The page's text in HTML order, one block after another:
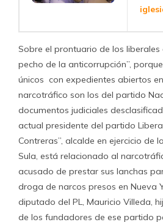
Sobre el prontuario de los liberales
pecho de la anticorrupción”,
únicos con expedientes abiertos
narcotráfico son los del partido
documentos judiciales
actual presidente del partido
Contreras”, alcalde en ejercicio de
Sula, está relacionado al
acusado de prestar sus lanchas
droga de narcos presos en Nueva
diputado del PL, Mauricio Villeda,
de los fundadores de ese partido